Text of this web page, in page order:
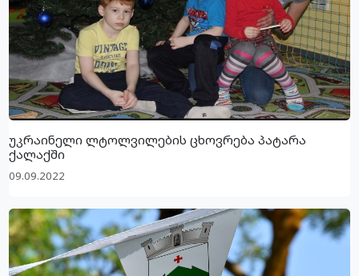
უკრაინელი ლტოლვილების ცხოვრება პატარა
ქალაქში
09.09.2022